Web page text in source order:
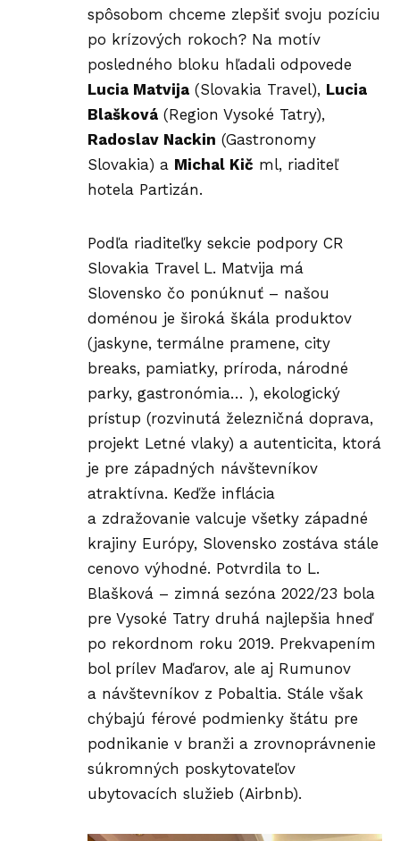
spôsobom chceme zlepšiť svoju pozíciu
po krízových rokoch? Na motív
posledného bloku hľadali odpovede
Lucia Matvija (Slovakia Travel), Lucia
Blašková (Region Vysoké Tatry),
Radoslav Nackin (Gastronomy
Slovakia) a Michal Kič ml, riaditeľ
hotela Partizán.
Podľa riaditeľky sekcie podpory CR
Slovakia Travel L. Matvija má
Slovensko čo ponúknuť – našou
doménou je široká škála produktov
(jaskyne, termálne pramene, city
breaks, pamiatky, príroda, národné
parky, gastronómia… ), ekologický
prístup (rozvinutá železničná doprava,
projekt Letné vlaky) a autenticita, ktorá
je pre západných návštevníkov
atraktívna. Keďže inflácia
a zdražovanie valcuje všetky západné
krajiny Európy, Slovensko zostáva stále
cenovo výhodné. Potvrdila to L.
Blašková – zimná sezóna 2022/23 bola
pre Vysoké Tatry druhá najlepšia hneď
po rekordnom roku 2019. Prekvapením
bol prílev Maďarov, ale aj Rumunov
a návštevníkov z Pobaltia. Stále však
chýbajú férové podmienky štátu pre
podnikanie v branži a zrovnoprávnenie
súkromných poskytovateľov
ubytovacích služieb (Airbnb).